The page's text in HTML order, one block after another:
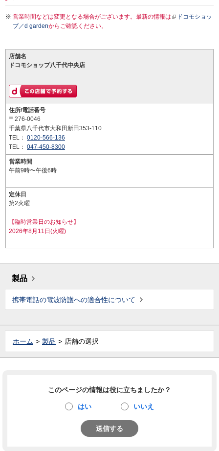
営業時間などは変更となる場合がございます。最新の情報は
ドコモショッ
プ／d gardenからご確認ください。
店舗名
ドコモショップ八千代中央店
住所/電話番号
〒276-0046
千葉県八千代市大和田新田353-110
TEL： 0120-566-136
TEL： 047-450-8300
営業時間
午前9時〜午後6時
定休日
第2火曜
【臨時営業日のお知らせ】
2026年8月11日(火曜)
製品
携帯電話の電波防護への適合性について
ホーム 製品 店舗の選択
このページの情報は役に立ちましたか？
はい いいえ
送信する